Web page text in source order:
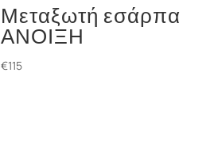
Μεταξωτή εσάρπα
ΑΝΟΙΞΗ
€115